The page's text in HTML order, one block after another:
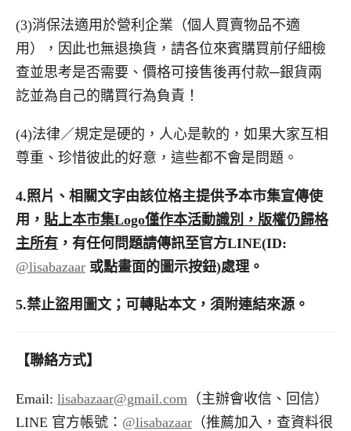
(3)消保法適用於營利企業（個人買賣物品不適
用），因此也無退換貨，請各位來賓購買前仔細檢
查並思考是否需要、價格可接售後再付款─銀貨兩
訖並為自己的購買行為負責！
(4)法律／規定是硬的，人心是軟的，如果大家互相
尊重、珍惜彼此的好意，這些都不會是問題。
4.照片、相關文字由該位格主提供予本市集宣傳使
用， 貼上本市集Logo僅作本活動識別，版權仍歸格
主所有 ，有任何問題請傳訊至官方LINE(ID:
@lisabazaar 或點畫面的圖示按鈕)處理。
5.禁止盜用圖文；可轉貼本文，須附連結來源。
【聯絡方式】
Email: lisabazaar@gmail.com （主辦會收信、回信）
LINE 官方帳號： @lisabazaar （推薦加入，查資料很